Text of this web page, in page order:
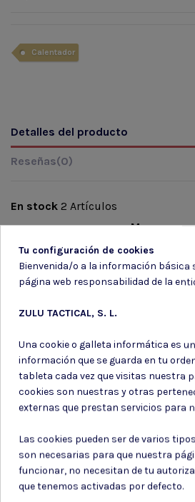
Calentador
Detalles del producto
Reseñas(0)
Marca
En stock 2 Artículos
Suscríbete a
información de contacto en
Consiento el uso de mis datos para los
Política de privacidad
Consiento el uso de mis datos
de su entidad.
Tu configuración de cookies
Bienvenida/o a la información básica
página web responsabilidad de la
ZULU TACTICAL, S. L.
Una cookie o galleta informática es
información que se guarda en tu
tableta cada vez que visitas nuestra
cookies son nuestras y otras
externas que prestan servicios para
Las cookies pueden ser de varios
son necesarias para que nuestra
funcionar, no necesitan de tu
que tenemos activadas por defecto.